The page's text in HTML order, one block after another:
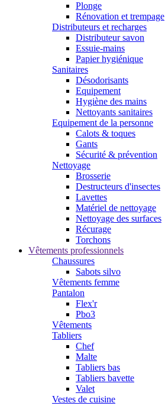
Plonge
Rénovation et trempage
Distributeurs et recharges
Distributeur savon
Essuie-mains
Papier hygiénique
Sanitaires
Désodorisants
Equipement
Hygiène des mains
Nettoyants sanitaires
Equipement de la personne
Calots & toques
Gants
Sécurité & prévention
Nettoyage
Brosserie
Destructeurs d'insectes
Lavettes
Matériel de nettoyage
Nettoyage des surfaces
Récurage
Torchons
Vêtements professionnels
Chaussures
Sabots silvo
Vêtements femme
Pantalon
Flex'r
Pbo3
Vêtements
Tabliers
Chef
Malte
Tabliers bas
Tabliers bavette
Valet
Vestes de cuisine